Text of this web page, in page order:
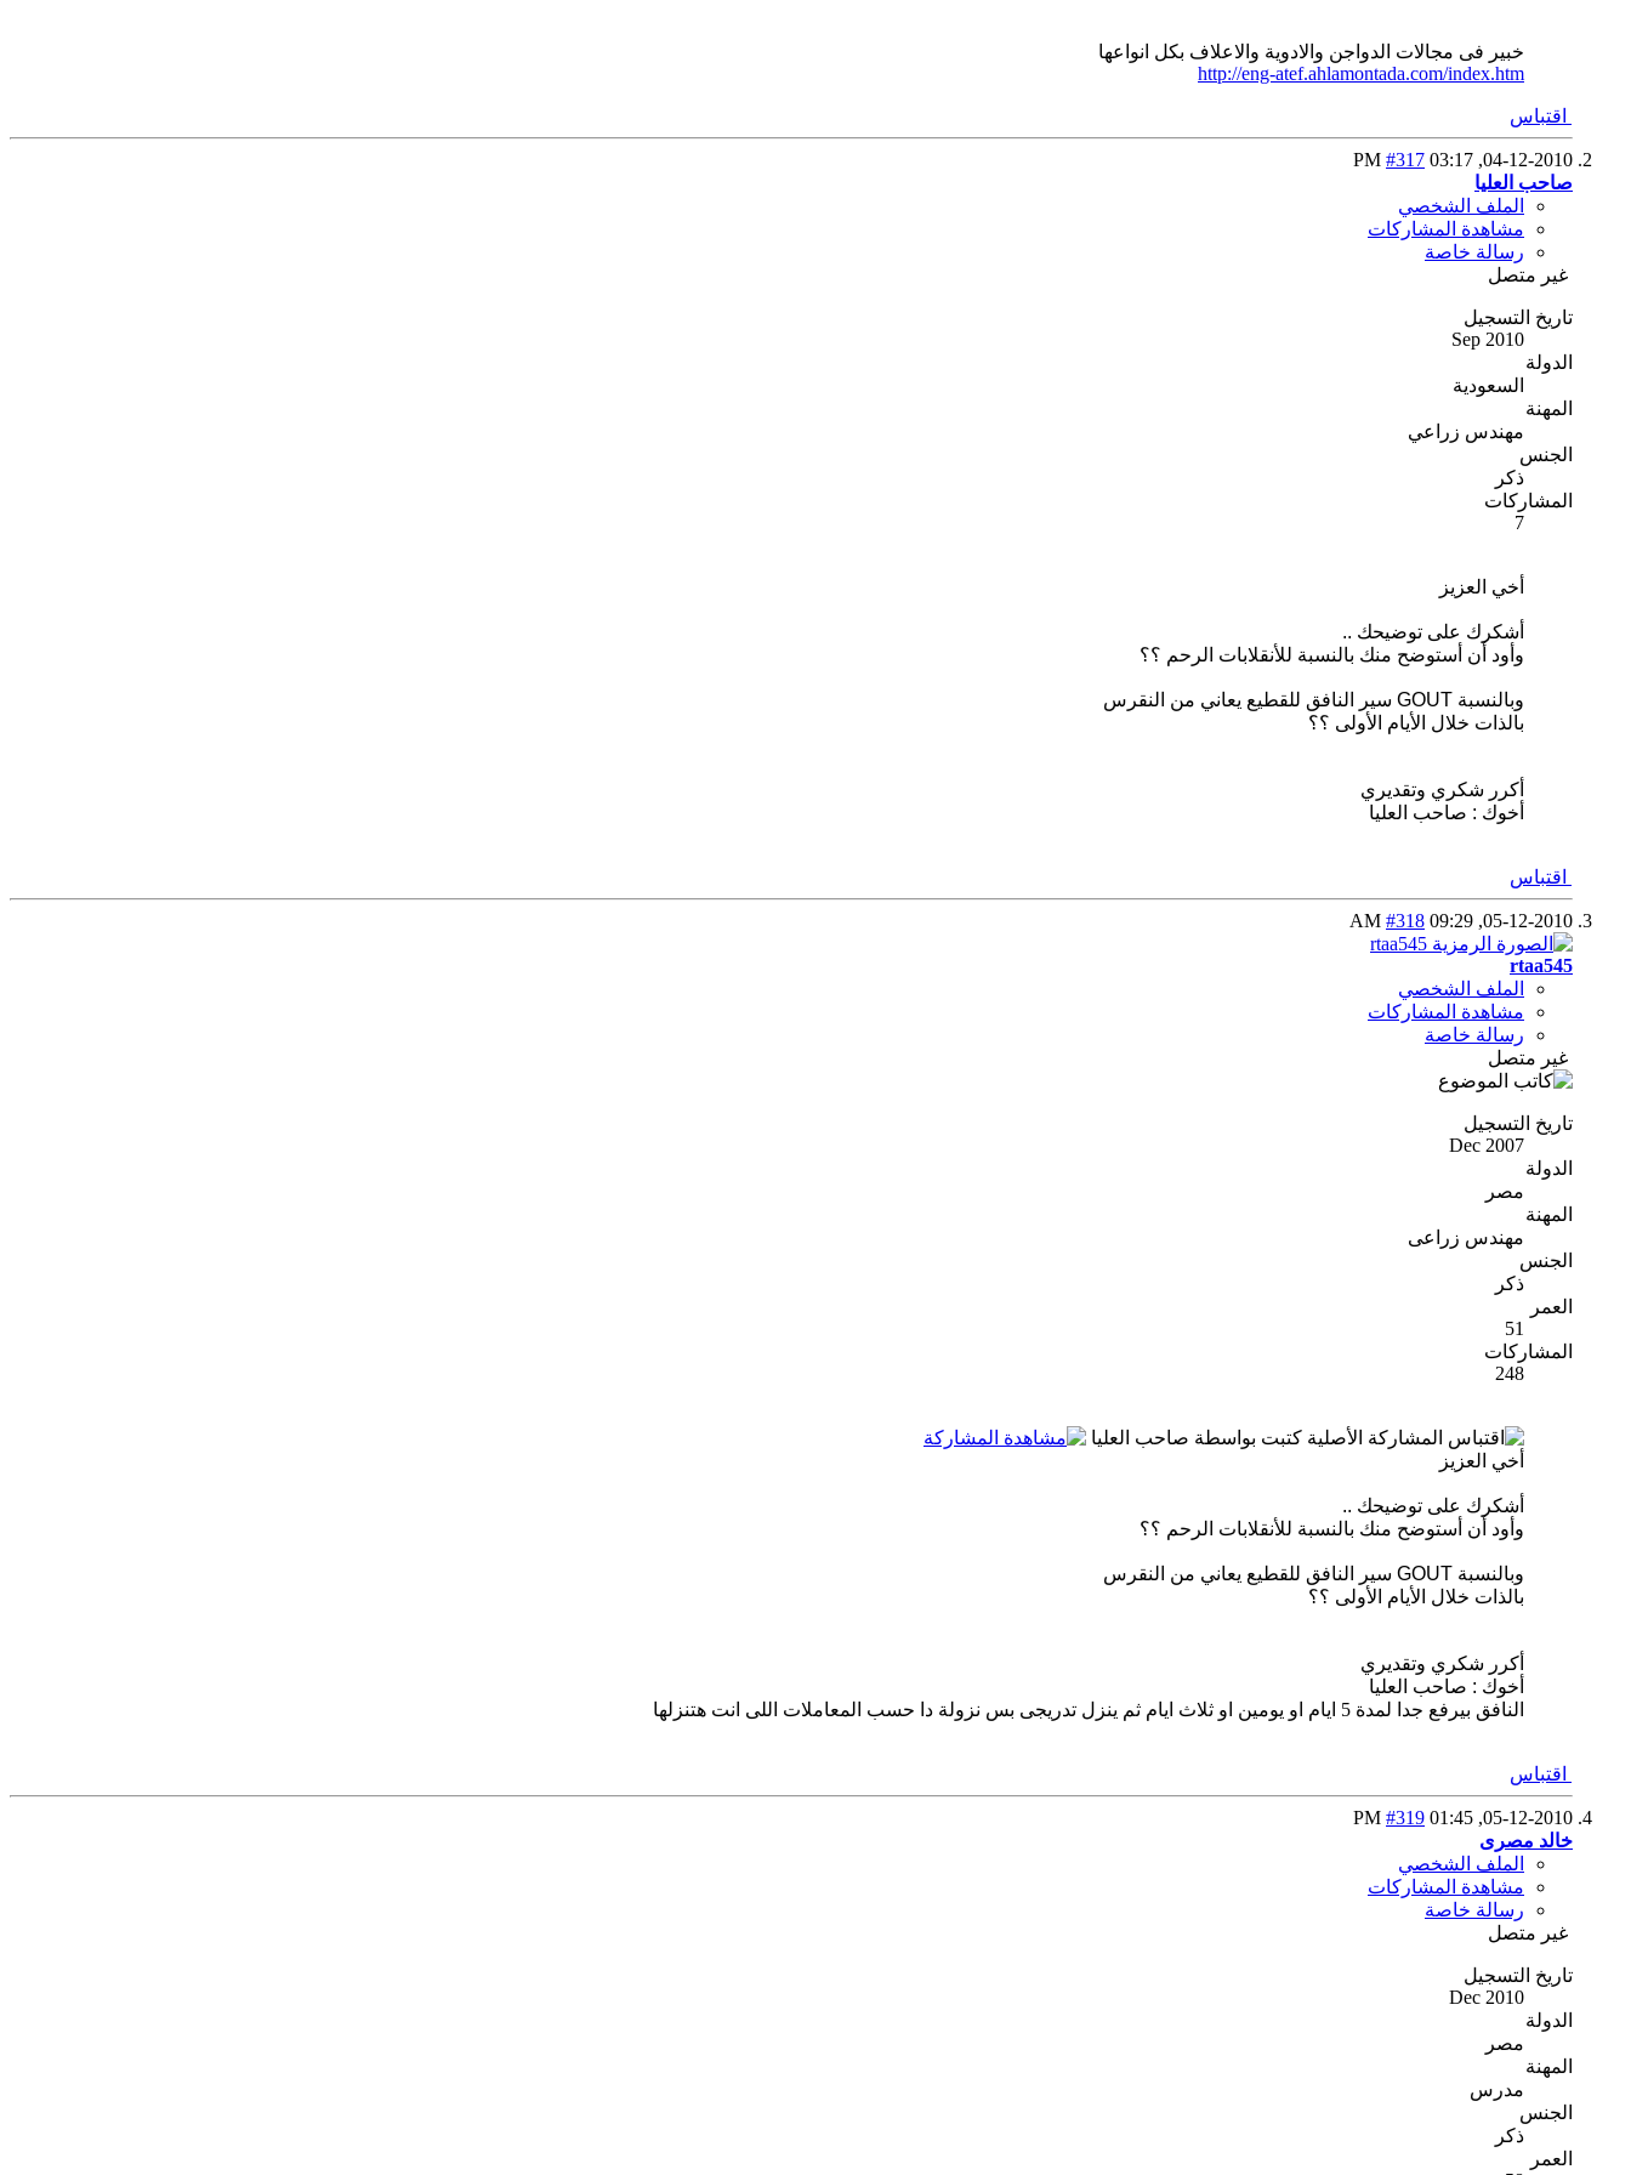
خبير فى مجالات الدواجن والادوية والاعلاف بكل انواعها
http://eng-atef.ahlamontada.com/index.htm
اقتباس
04-12-2010,
03:17 PM
#317
صاحب العليا
الملف الشخصي
مشاهدة المشاركات
رسالة خاصة
غير متصل
تاريخ التسجيل
Sep 2010
الدولة
السعودية
المهنة
مهندس زراعي
الجنس
ذكر
المشاركات
7
أخي العزيز
أشكرك على توضيحك ..
وأود أن أستوضح منك بالنسبة للأنقلابات الرحم ؟؟
وبالنسبة GOUT سير النافق للقطيع يعاني من النقرس
بالذات خلال الأيام الأولى ؟؟
أكرر شكري وتقديري
أخوك : صاحب العليا
اقتباس
05-12-2010,
09:29 AM
#318
rtaa545
الملف الشخصي
مشاهدة المشاركات
رسالة خاصة
غير متصل
تاريخ التسجيل
Dec 2007
الدولة
مصر
المهنة
مهندس زراعى
الجنس
ذكر
العمر
51
المشاركات
248
المشاركة الأصلية كتبت بواسطة صاحب العليا
أخي العزيز
أشكرك على توضيحك ..
وأود أن أستوضح منك بالنسبة للأنقلابات الرحم ؟؟
وبالنسبة GOUT سير النافق للقطيع يعاني من النقرس
بالذات خلال الأيام الأولى ؟؟
أكرر شكري وتقديري
أخوك : صاحب العليا
النافق بيرفع جدا لمدة 5 ايام او يومين او ثلاث ايام ثم ينزل تدريجى بس نزولة دا حسب المعاملات اللى انت هتنزلها
اقتباس
05-12-2010,
01:45 PM
#319
خالد مصرى
الملف الشخصي
مشاهدة المشاركات
رسالة خاصة
غير متصل
تاريخ التسجيل
Dec 2010
الدولة
مصر
المهنة
مدرس
الجنس
ذكر
العمر